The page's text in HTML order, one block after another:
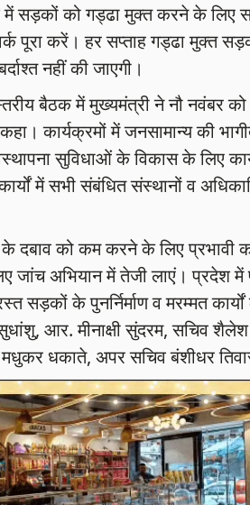
में सड़कों को गड्ढा मुक्त करने के लिए
पूरा करें। हर सप्ताह गड्ढा मुक्त
नहीं की जाएगी।
बैठक में मुख्यमंत्री ने नौ नवंबर को
कार्यक्रमों में जनसामान्य की
सुविधाओं के विकास के लिए
में सभी संबंधित संस्थानों व
दबाव को कम करने के लिए प्रभावी
जांच अभियान में तेजी लाएं। प्रदेश में
सड़कों के पुनर्निर्माण व मरम्मत
आर. मीनाक्षी सुंदरम, सचिव
धकाते, अपर सचिव बंशीधर